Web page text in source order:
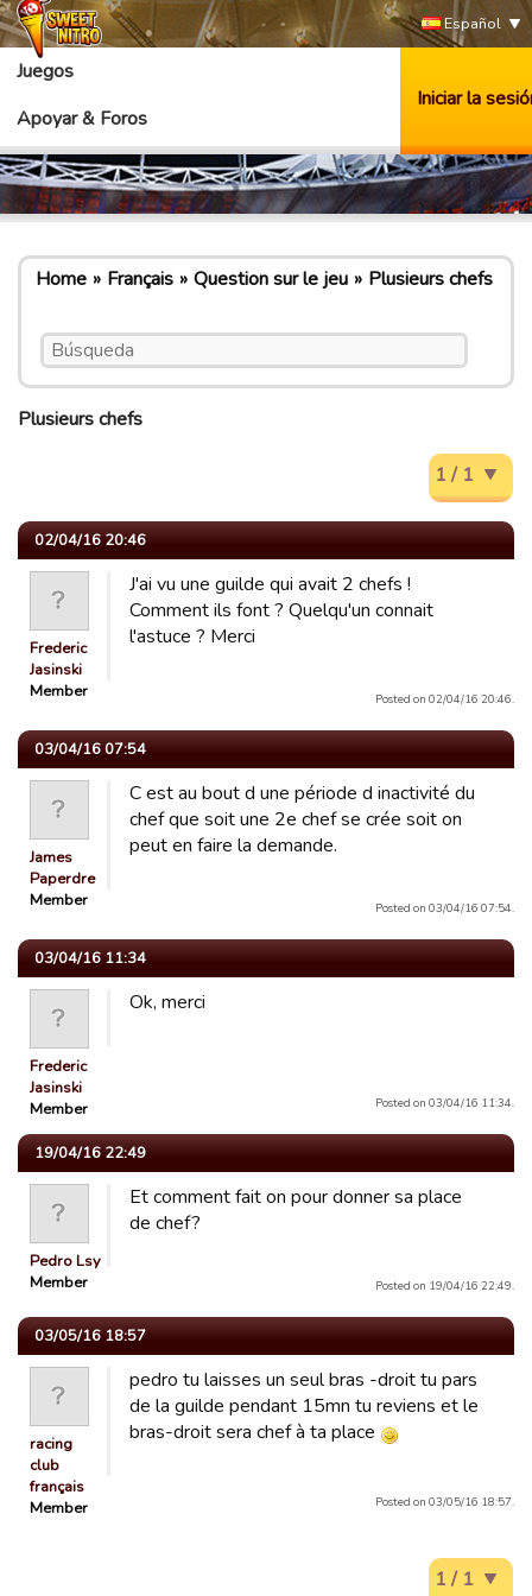
Español
Juegos
Apoyar & Foros
Iniciar la
Home Français Question sur le jeu Plusieurs chefs
Plusieurs chefs
1 / 1
02/04/16 20:46
Frederic
Jasinski
Member
J'ai vu une guilde qui avait 2 chefs !
Comment ils font ? Quelqu'un connait
l'astuce ? Merci
Posted on 02/04/16 20:46.
03/04/16 07:54
James
Paperdre
Member
C est au bout d une période d inactivité du
chef que soit une 2e chef se crée soit on
peut en faire la demande.
Posted on 03/04/16 07:54.
03/04/16 11:34
Frederic
Jasinski
Member
Ok, merci
Posted on 03/04/16 11:34.
19/04/16 22:49
Pedro Lsy
Member
Et comment fait on pour donner sa place
de chef?
Posted on 19/04/16 22:49.
03/05/16 18:57
racing
club
français
Member
pedro tu laisses un seul bras -droit tu pars
de la guilde pendant 15mn tu reviens et le
bras-droit sera chef à ta place
Posted on 03/05/16 18:57.
1 / 1